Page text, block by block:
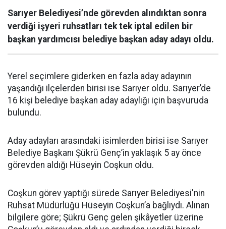
Sarıyer Belediyesi’nde görevden alındıktan sonra
verdiği işyeri ruhsatları tek tek iptal edilen bir
başkan yardımcısı belediye başkan aday adayı oldu.
Yerel seçimlere giderken en fazla aday adayının
yaşandığı ilçelerden birisi ise Sarıyer oldu. Sarıyer’de
16 kişi belediye başkan aday adaylığı için başvuruda
bulundu.
Aday adayları arasındaki isimlerden birisi ise Sarıyer
Belediye Başkanı Şükrü Genç’in yaklaşık 5 ay önce
görevden aldığı Hüseyin Coşkun oldu.
Coşkun görev yaptığı sürede Sarıyer Belediyesi'nin
Ruhsat Müdürlüğü Hüseyin Coşkun’a bağlıydı. Alınan
bilgilere göre; Şükrü Genç gelen şikâyetler üzerine